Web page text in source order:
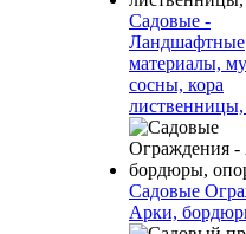
Садовые -
Ландшафтные
материалы,
сосны, кора
Садовые
Арки,